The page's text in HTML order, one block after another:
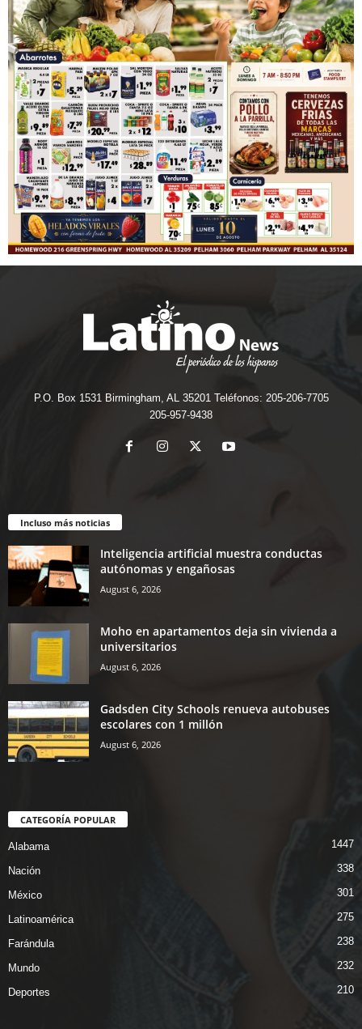
P.O. Box 1531 Birmingham, AL 35201 Teléfonos: 205-206-7705
205-957-9438
Incluso más noticias
Inteligencia artificial muestra conductas
autónomas y engañosas
August 6, 2026
Moho en apartamentos deja sin vivienda a
universitarios
August 6, 2026
Gadsden City Schools renueva autobuses
escolares con 1 millón
August 6, 2026
CATEGORÍA POPULAR
Alabama 1447
Nación 338
México 301
Latinoamérica 275
Farándula 238
Mundo 232
Deportes 210